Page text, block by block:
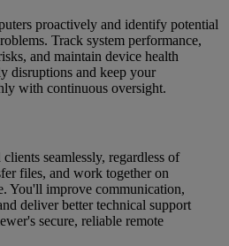
proactively and identify potential
Track system performance,
and maintain device health
disruptions and keep your
with continuous oversight.
seamlessly, regardless of
files, and work together on
You'll improve communication,
deliver better technical support
secure, reliable remote